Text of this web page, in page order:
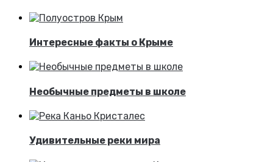
Интересные факты о Крыме
Необычные предметы в школе
Удивительные реки мира